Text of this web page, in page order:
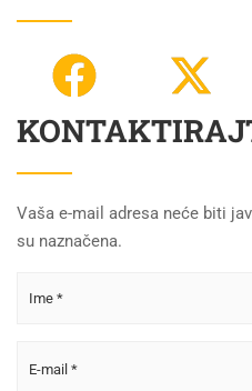
Vaša e-mail adresa neće biti
su naznačena.